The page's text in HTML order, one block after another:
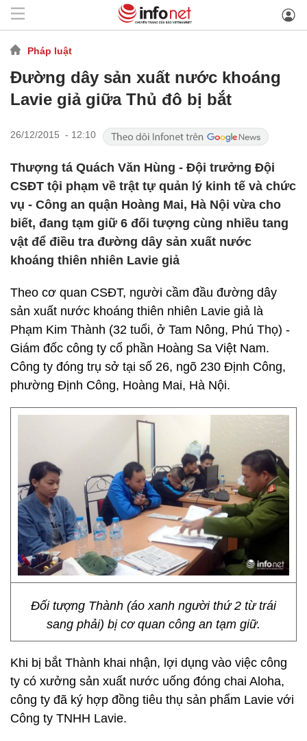
Pháp luật
Đường dây sản xuất nước khoáng
Lavie giả giữa Thủ đô bị bắt
26/12/2015 - 12:10
Thượng tá Quách Văn Hùng - Đội trưởng Đội
CSĐT tội phạm về trật tự quản lý kinh tế và chức
vụ - Công an quận Hoàng Mai, Hà Nội vừa cho
biết, đang tạm giữ 6 đối tượng cùng nhiều tang
vật để điều tra đường dây sản xuất nước
khoáng thiên nhiên Lavie giả
Theo cơ quan CSĐT, người cầm đầu đường dây
sản xuất nước khoáng thiên nhiên Lavie giả là
Phạm Kim Thành (32 tuổi, ở Tam Nông, Phú Thọ) -
Giám đốc công ty cổ phần Hoàng Sa Việt Nam.
Công ty đóng trụ sở tại số 26, ngõ 230 Định Công,
phường Định Công, Hoàng Mai, Hà Nội.
Đối tượng Thành (áo xanh người thứ 2 từ trái
sang phải) bị cơ quan công an tạm giữ.
Khi bị bắt Thành khai nhận, lợi dụng vào việc công
ty có xưởng sản xuất nước uống đóng chai Aloha,
công ty đã ký hợp đồng tiêu thụ sản phẩm Lavie với
Công ty TNHH Lavie.